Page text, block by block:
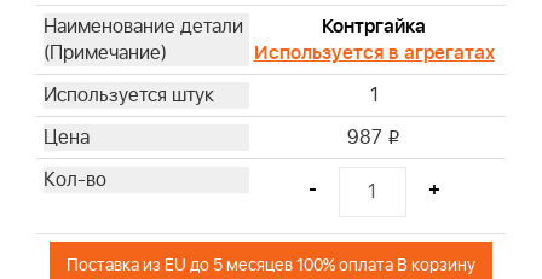
Контргайка
Используется в агрегатах
1
987 i
- +
Поставка из EU до 5 месяцев 100% оплата В корзину